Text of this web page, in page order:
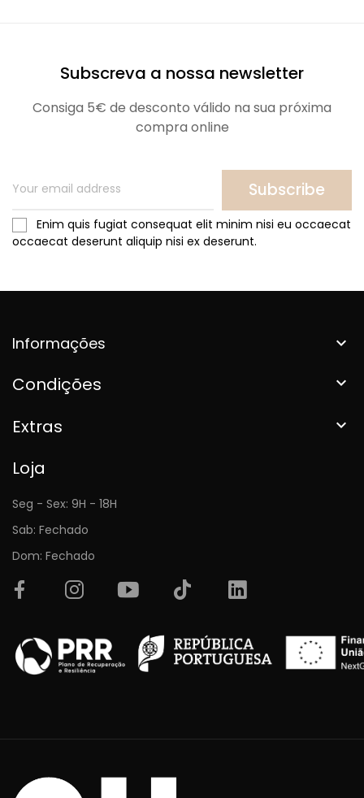
Subscreva a nossa newsletter
Consiga 5€ de desconto válido na sua próxima
compra online
Subscribe
Enim quis fugiat consequat elit minim nisi eu occaecat
occaecat deserunt aliquip nisi ex deserunt.
Informações 
Condições 
Extras 
Loja
Seg - Sex: 9H - 18H
Sab: Fechado
Dom: Fechado